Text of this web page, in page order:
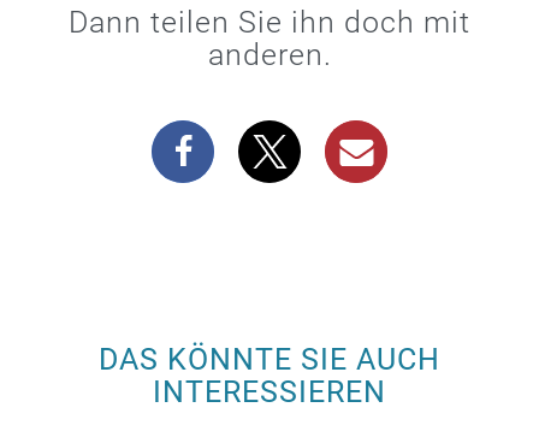
Dann teilen Sie ihn doch mit
anderen.
DAS KÖNNTE SIE AUCH
INTERESSIEREN